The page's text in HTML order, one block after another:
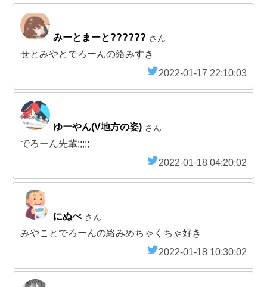
みーとまーと?????? さん
せとみやとでろーんの絡みすき
2022-01-17 22:10:03
ゆーやん(V地方の姿) さん
でろーん先輩;;;;;
2022-01-18 04:20:02
にぬぺ さん
みやことでろーんの絡みめちゃくちゃ好き
2022-01-18 10:30:02